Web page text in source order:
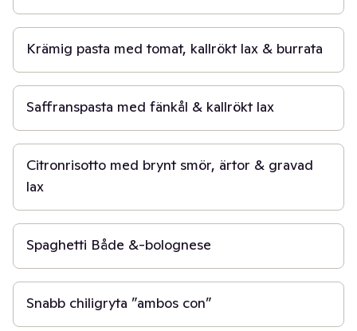
30 min
Krämig pasta med tomat, kallrökt lax & burrata
30 min
Saffranspasta med fänkål & kallrökt lax
30 min
Citronrisotto med brynt smör, ärtor & gravad
lax
30 min
Spaghetti Både &-bolognese
30 min
Snabb chiligryta ”ambos con”
40 min